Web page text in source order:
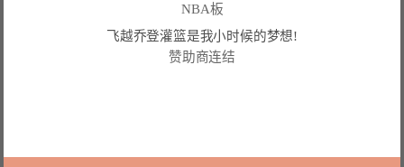
NBA板
飞越乔登灌篮是我小时候的梦想!
赞助商连结